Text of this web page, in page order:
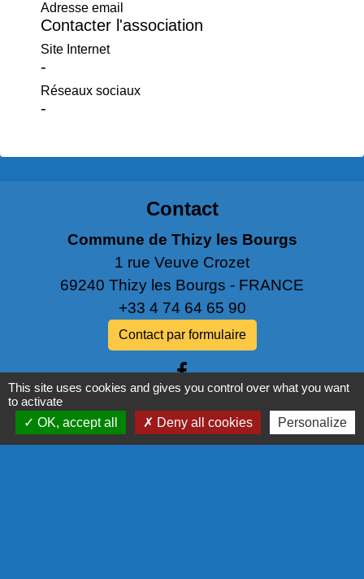
Adresse email
Contacter l'association
Site Internet
-
Réseaux sociaux
-
Contact
Commune de Thizy les Bourgs
1 rue Veuve Crozet
69240 Thizy les Bourgs - FRANCE
+33 4 74 64 65 90
Contact par formulaire
Liens
This site uses cookies and gives you control over what you want
to activate
OK, accept all
Deny all cookies Personalize